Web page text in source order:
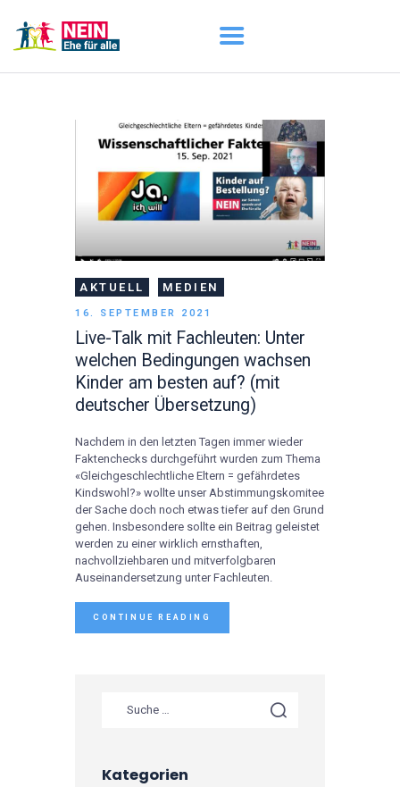
START
AKTUELL
DARUM GEHT ES
ÜBER UNS
DOWNLOADS
AKTUELL MEDIEN
16. SEPTEMBER 2021
Live-Talk mit Fachleuten: Unter
welchen Bedingungen wachsen
Kinder am besten auf? (mit
deutscher Übersetzung)
Nachdem in den letzten Tagen immer wieder
Faktenchecks durchgeführt wurden zum Thema
«Gleichgeschlechtliche Eltern = gefährdetes
Kindswohl?» wollte unser Abstimmungskomitee
der Sache doch noch etwas tiefer auf den Grund
gehen. Insbesondere sollte ein Beitrag geleistet
werden zu einer wirklich ernsthaften,
nachvollziehbaren und mitverfolgbaren
Auseinandersetzung unter Fachleuten.
CONTINUE READING
Kategorien